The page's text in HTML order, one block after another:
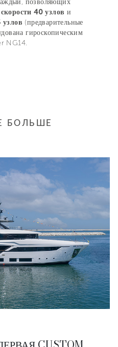
40 узлов и
узлов (предварительные
гироскопическим
NG14.
БОЛЬШЕ